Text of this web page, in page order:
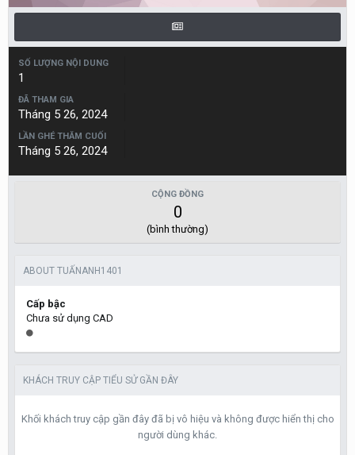
SỐ LƯỢNG NỘI DUNG
1
ĐÃ THAM GIA
Tháng 5 26, 2024
LẦN GHÉ THĂM CUỐI
Tháng 5 26, 2024
CỘNG ĐỒNG
0
(bình thường)
ABOUT TUẤNANH1401
Cấp bậc
Chưa sử dụng CAD
KHÁCH TRUY CẬP TIỂU SỬ GẦN ĐÂY
Khối khách truy cập gần đây đã bị vô hiệu và không được hiển thị cho
người dùng khác.